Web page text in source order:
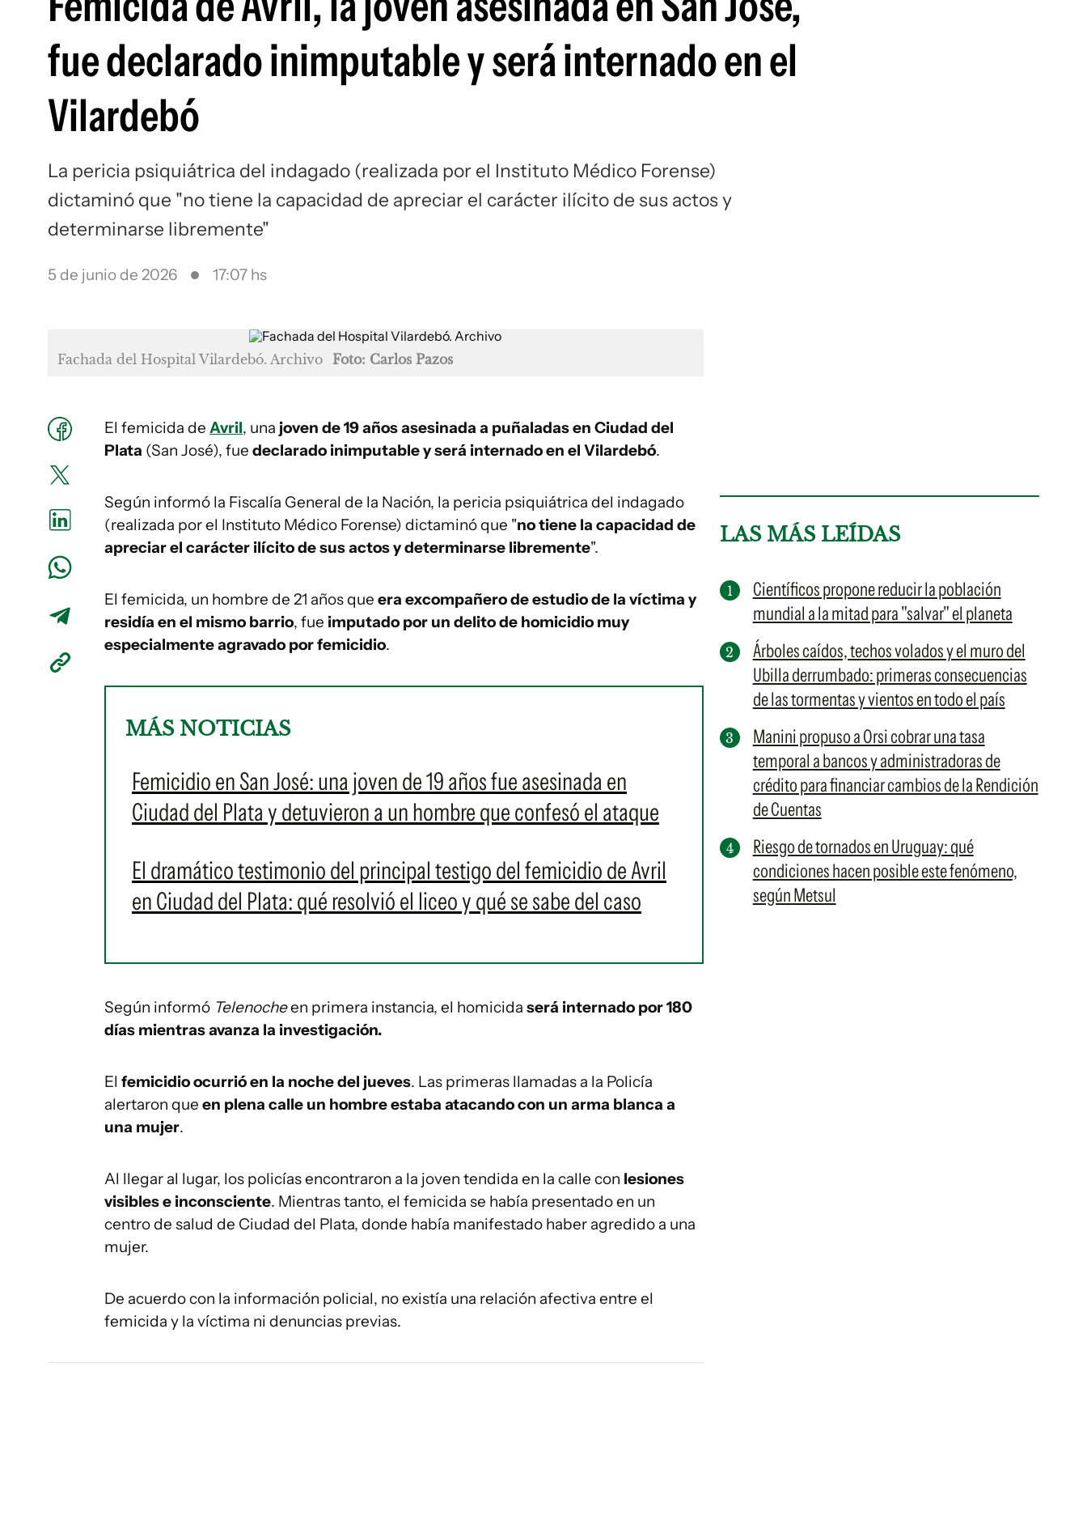
fue declarado inimputable y será internado en el
Vilardebó
La pericia psiquiátrica del indagado (realizada por el Instituto Médico Forense)
dictaminó que "no tiene la capacidad de apreciar el carácter ilícito de sus actos y
determinarse libremente"
5 de junio de 2026 17:07 hs
Fachada del Hospital Vilardebó. Archivo Foto: Carlos Pazos
El femicida de Avril, una joven de 19 años asesinada a puñaladas en Ciudad del
Plata (San José), fue declarado inimputable y será internado en el Vilardebó.
Según informó la Fiscalía General de la Nación, la pericia psiquiátrica del indagado
(realizada por el Instituto Médico Forense) dictaminó que "no tiene la capacidad de
apreciar el carácter ilícito de sus actos y determinarse libremente".
El femicida, un hombre de 21 años que era excompañero de estudio de la víctima y
residía en el mismo barrio, fue imputado por un delito de homicidio muy
especialmente agravado por femicidio.
MÁS NOTICIAS
Femicidio en San José: una joven de 19 años fue asesinada en
Ciudad del Plata y detuvieron a un hombre que confesó el ataque
El dramático testimonio del principal testigo del femicidio de Avril
en Ciudad del Plata: qué resolvió el liceo y qué se sabe del caso
Según informó Telenocheen primera instancia, el homicida será internado por 180
días mientras avanza la investigación.
El femicidio ocurrió en la noche del jueves. Las primeras llamadas a la Policía
alertaron que en plena calle un hombre estaba atacando con un arma blanca a
una mujer.
Al llegar al lugar, los policías encontraron a la joven tendida en la calle con lesiones
visibles e inconsciente. Mientras tanto, el femicida se había presentado en un
centro de salud de Ciudad del Plata, donde había manifestado haber agredido a una
mujer.
De acuerdo con la información policial, no existía una relación afectiva entre el
femicida y la víctima ni denuncias previas.
LAS MÁS LEÍDAS
Científicos propone reducir la población
mundial a la mitad para "salvar" el planeta
Árboles caídos, techos volados y el muro del
Ubilla derrumbado: primeras consecuencias
de las tormentas y vientos en todo el país
Manini propuso a Orsi cobrar una tasa
temporal a bancos y administradoras de
crédito para financiar cambios de la Rendición
de Cuentas
Riesgo de tornados en Uruguay: qué
condiciones hacen posible este fenómeno,
según Metsul